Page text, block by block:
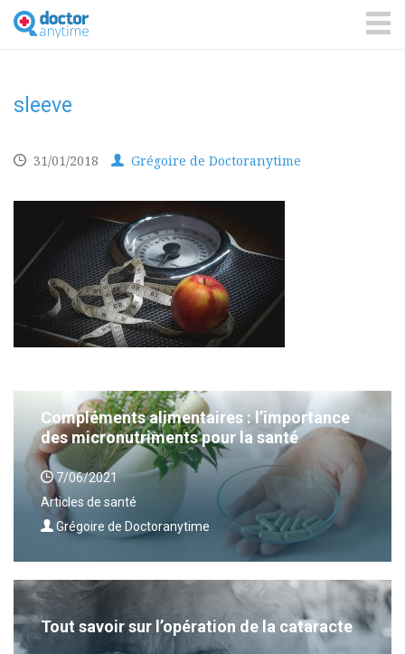
DoctorAnyTime
You
are
sleeve
31/01/2018 Grégoire de Doctoranytime
Compléments alimentaires : l’importance
des micronutriments pour la santé
7/06/2021
Articles de santé
Grégoire de Doctoranytime
Tout savoir sur l’opération de la cataracte